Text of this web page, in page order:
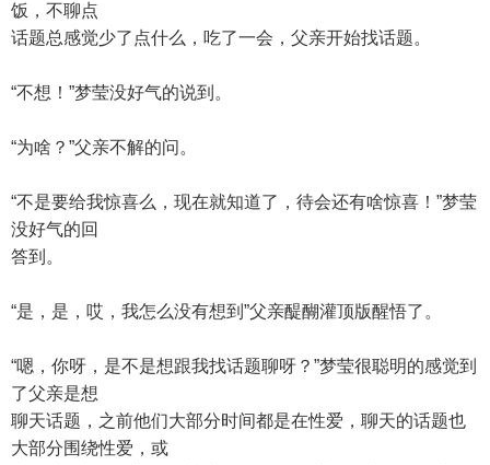
饭，不聊点
话题总感觉少了点什么，吃了一会，父亲开始找话题。
“不想！”梦莹没好气的说到。
“为啥？”父亲不解的问。
“不是要给我惊喜么，现在就知道了，待会还有啥惊喜！”梦莹
没好气的回
答到。
“是，是，哎，我怎么没有想到”父亲醍醐灌顶版醒悟了。
“嗯，你呀，是不是想跟我找话题聊呀？”梦莹很聪明的感觉到
了父亲是想
聊天话题，之前他们大部分时间都是在性爱，聊天的话题也
大部分围绕性爱，或